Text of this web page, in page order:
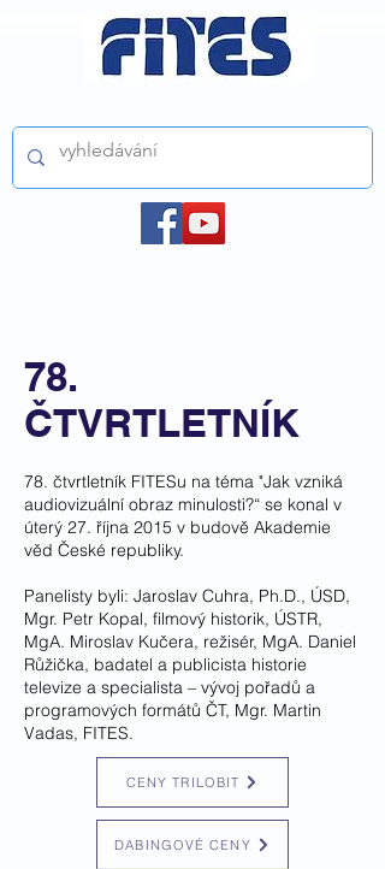
78.
ČTVRTLETNÍK
78. čtvrtletník FITESu na téma "Jak vzniká
audiovizuální obraz minulosti?“ se konal v
úterý 27. října 2015 v budově Akademie
věd České republiky.
Panelisty byli: Jaroslav Cuhra, Ph.D., ÚSD,
Mgr. Petr Kopal, filmový historik, ÚSTR,
MgA. Miroslav Kučera, režisér, MgA. Daniel
Růžička, badatel a publicista historie
televize a specialista – vývoj pořadů a
programových formátů ČT, Mgr. Martin
Vadas, FITES.
CENY TRILOBIT
DABINGOVÉ CENY